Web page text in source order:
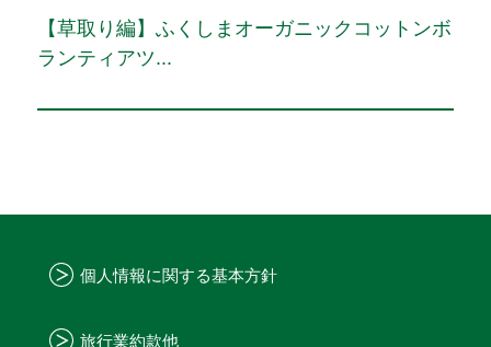
【草取り編】ふくしまオーガニックコットンボ
ランティアツ...
個人情報に関する基本方針
旅行業約款他